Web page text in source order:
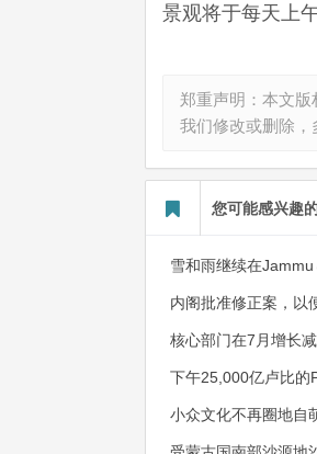
景观将于每天上
郑重声明：本文
我们修改或删除，
您可能感兴趣
雪和雨继续在
内阁批准修正案，以
核心部门在7月增长
下午25,000亿卢比的
小众文化不再圈地自